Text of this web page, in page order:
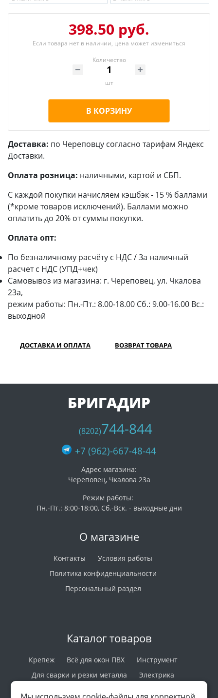
398.50 руб.
Если товара нет в наличии, цена может измениться
Количество
шт
В КОРЗИНУ
Доставка: по Череповцу согласно тарифам Яндекс
Доставки.
Оплата розница: наличными, картой и СБП.
С каждой покупки начисляем кэшбэк - 15 % баллами
(*кроме товаров исключений). Баллами можно
оплатить до 20% от суммы покупки.
Оплата опт:
По безналичному расчёту с НДС / За наличный
расчет с НДС (УПД+чек)
Самовывоз из магазина: г. Череповец, ул. Чкалова
23а,
режим работы: Пн.-Пт.: 8.00-18.00 Сб.: 9.00-16.00 Вс.:
выходной
ДОСТАВКА И ОПЛАТА ВОЗВРАТ ТОВАРА
О магазине
Контакты
Условия работы
Политика конфиденциальности
Персональный раздел
Каталог товаров
Крепеж Всё для окон ПВХ
Инструмент
Для сварки и резки металла
Электрика
БРИГАДИР
(8202)744-844
+7 (962)-667-48-44
Адрес магазина:
Череповец, Чкалова 23а
Режим работы:
Пн.-Пт.: 8:00-18:00, Сб.-Вск. - выходные дни